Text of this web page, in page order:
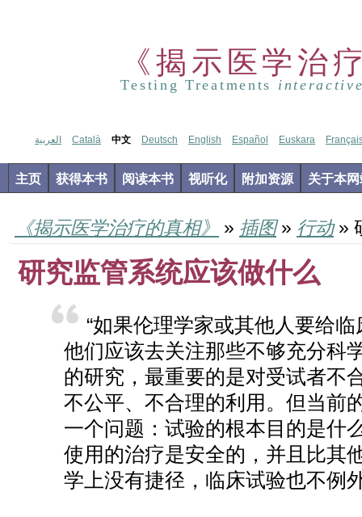
《揭示医学治
Testing Treatments
العربية Català 中文 Deutsch English Español Euskara
主页 获得本书 阅读本书 视听化 附加资源 关于本网
《揭示医学治疗的真相》 » 插图» 行动»
研究监管系统应该做什么
“如果伦理学家或其他人要给
他们应该去关注那些不够充分科
的研究，最重要的是对受试者不
不公平、不合理的利用。但当前
一个问题：试验的根本目的是什
使用的治疗是安全的，并且比其
学上没有捷径，临床试验也不例